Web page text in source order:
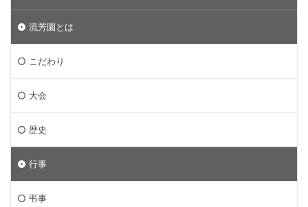
流芳園とは
こだわり
大会
歴史
行事
弔事